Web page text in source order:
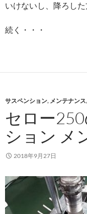
いけないし、降ろし
続く・・・
サスペンション, メンテナンス,
セロー
ション メ
2018年9月27日